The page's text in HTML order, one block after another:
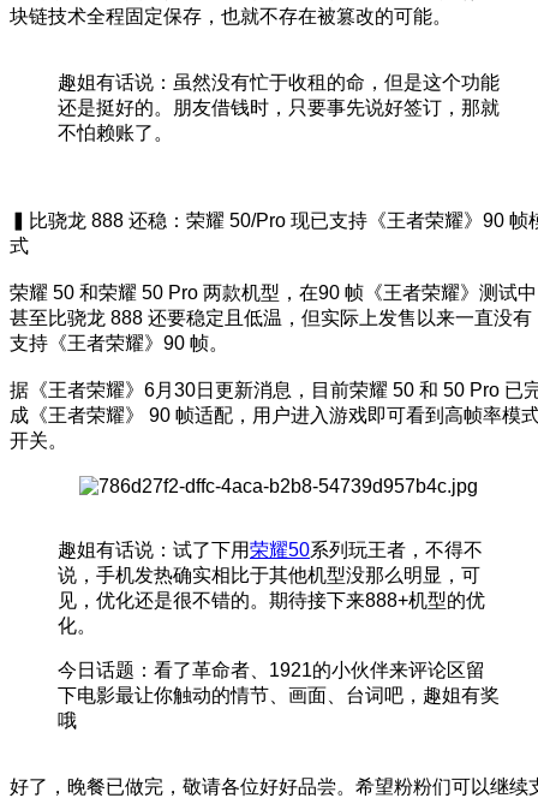
块链技术全程固定保存，也就不存在被篡改的可能。
趣姐有话说：虽然没有忙于收租的命，但是这个功能
还是挺好的。朋友借钱时，只要事先说好签订，那就
不怕赖账了。
▍比骁龙 888 还稳：荣耀 50/Pro 现已支持《王者荣耀》90 帧
式
荣耀 50 和荣耀 50 Pro 两款机型，在90 帧《王者荣耀》测试中
甚至比骁龙 888 还要稳定且低温，但实际上发售以来一直没有
支持《王者荣耀》90 帧。
据《王者荣耀》6月30日更新消息，目前荣耀 50 和 50 Pro 已
成《王者荣耀》 90 帧适配，用户进入游戏即可看到高帧率模
开关。
趣姐有话说：试了下用荣耀50系列玩王者，不得不
说，手机发热确实相比于其他机型没那么明显，可
见，优化还是很不错的。期待接下来888+机型的优
化。
今日话题：看了革命者、1921的小伙伴来评论区留
下电影最让你触动的情节、画面、台词吧，趣姐有奖
哦
好了，晚餐已做完，敬请各位好好品尝。希望粉粉们可以继续